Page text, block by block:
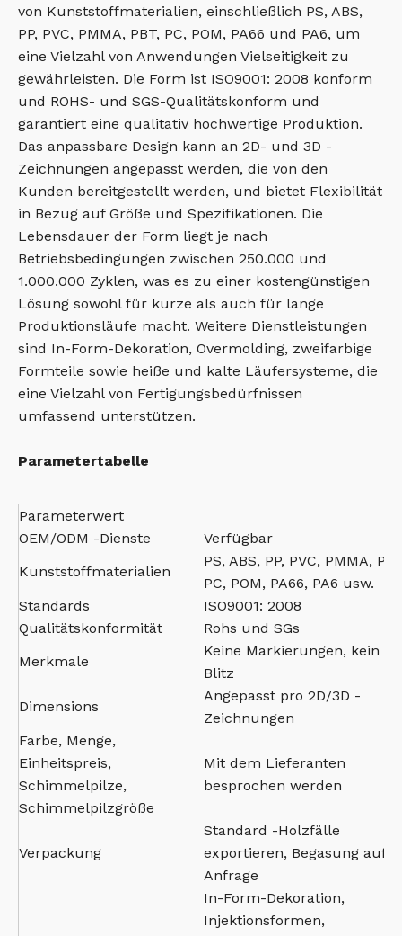
von Kunststoffmaterialien, einschließlich PS, ABS,
PP, PVC, PMMA, PBT, PC, POM, PA66 und PA6, um
eine Vielzahl von Anwendungen Vielseitigkeit zu
gewährleisten. Die Form ist ISO9001: 2008 konform
und ROHS- und SGS-Qualitätskonform und
garantiert eine qualitativ hochwertige Produktion.
Das anpassbare Design kann an 2D- und 3D -
Zeichnungen angepasst werden, die von den
Kunden bereitgestellt werden, und bietet Flexibilität
in Bezug auf Größe und Spezifikationen. Die
Lebensdauer der Form liegt je nach
Betriebsbedingungen zwischen 250.000 und
1.000.000 Zyklen, was es zu einer kostengünstigen
Lösung sowohl für kurze als auch für lange
Produktionsläufe macht. Weitere Dienstleistungen
sind In-Form-Dekoration, Overmolding, zweifarbige
Formteile sowie heiße und kalte Läufersysteme, die
eine Vielzahl von Fertigungsbedürfnissen
umfassend unterstützen.
Parametertabelle
Parameterwert
OEM/ODM -Dienste
Verfügbar
Kunststoffmaterialien
PS, ABS, PP, PVC, PMMA,
PC, POM, PA66, PA6 usw.
Standards
ISO9001: 2008
Qualitätskonformität
Rohs und SGs
Merkmale
Keine Markierungen, kein
Blitz
Dimensions
Angepasst pro 2D/3D -
Zeichnungen
Farbe, Menge,
Einheitspreis,
Schimmelpilze,
Schimmelpilzgröße
Mit dem Lieferanten
besprochen werden
Verpackung
Standard -Holzfälle
exportieren, Begasung auf
Anfrage
In-Form-Dekoration,
Injektionsformen,